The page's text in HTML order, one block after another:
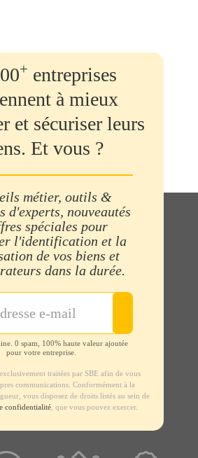
+ entreprises
à mieux
et sécuriser leurs
Et vous ?
métier, outils &
d'experts, nouveautés
spéciales pour
l'identification et la
de vos biens et
dans la durée.
0 spam, 100% haute valeur ajoutée
pour votre entreprise.
traitées par SBE afin de vous
communications. Conformément à la
vous disposez de droits listés au sein de
confidentialité, que vous pouvez exercer.